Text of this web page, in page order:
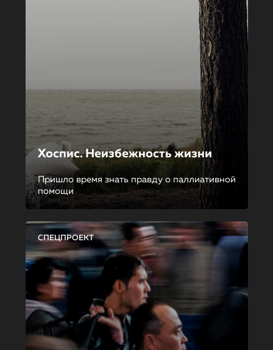
Хоспис. Неизбежность жизни
Пришло время знать правду о паллиативной
помощи
СПЕЦПРОЕКТ